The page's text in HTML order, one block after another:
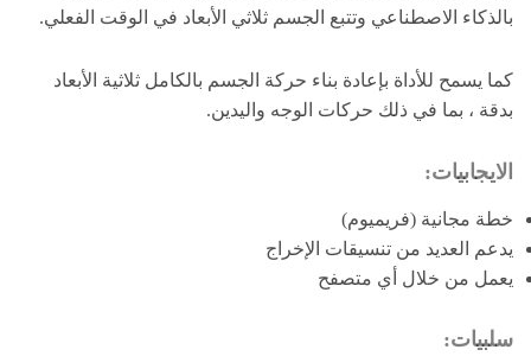
بالذكاء الاصطناعي وتتبع الجسم ثلاثي الأبعاد في الوقت الفعلي.
كما يسمح للأداة بإعادة بناء حركة الجسم بالكامل ثلاثية الأبعاد
بدقة ، بما في ذلك حركات الوجه واليدين.
الايجابيات:
خطة مجانية (فريميوم)
يدعم العديد من تنسيقات الإخراج
يعمل من خلال أي متصفح
سلبيات: